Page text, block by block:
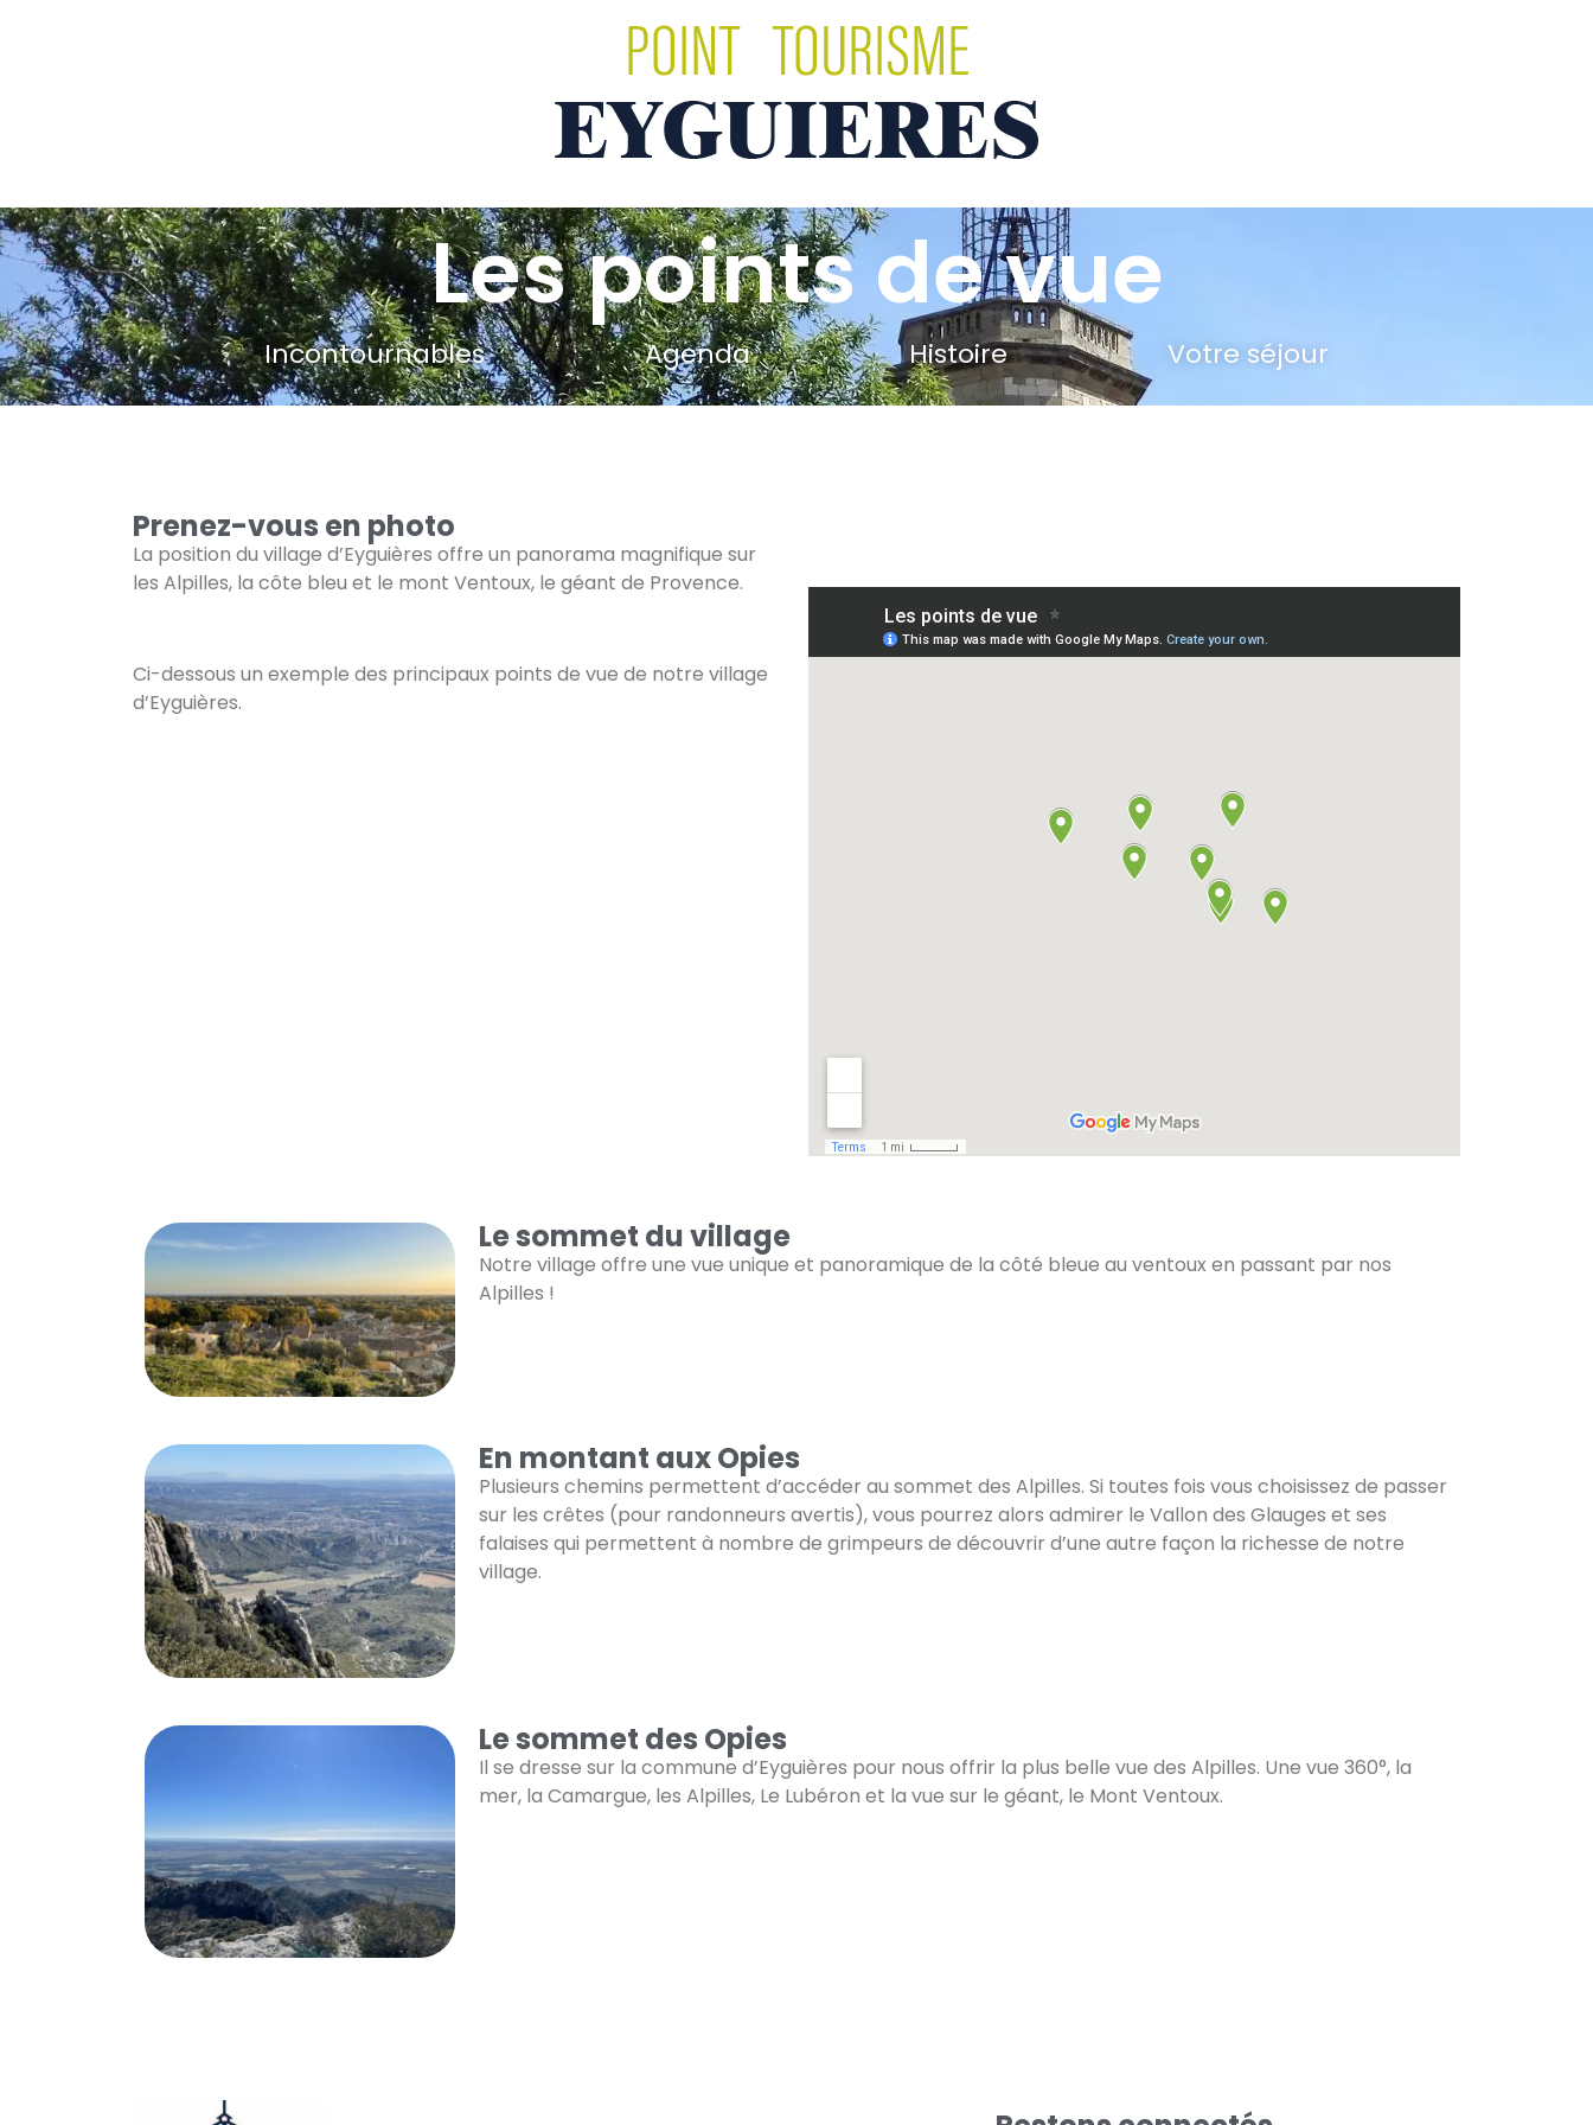
Les points de vue
Incontournables Agenda Histoire Votre séjour
Prenez-vous en photo
La position du village d’Eyguières offre un panorama magnifique sur
les Alpilles, la côte bleu et le mont Ventoux, le géant de Provence.
Ci-dessous un exemple des principaux points de vue de notre village
d’Eyguières.
Le sommet du village
Notre village offre une vue unique et panoramique de la côté bleue au ventoux en passant par nos
Alpilles !
En montant aux Opies
Plusieurs chemins permettent d’accéder au sommet des Alpilles. Si toutes fois vous choisissez de passer
sur les crêtes (pour randonneurs avertis), vous pourrez alors admirer le Vallon des Glauges et ses
falaises qui permettent à nombre de grimpeurs de découvrir d’une autre façon la richesse de notre
village.
Le sommet des Opies
Il se dresse sur la commune d’Eyguières pour nous offrir la plus belle vue des Alpilles. Une vue 360°, la
mer, la Camargue, les Alpilles, Le Lubéron et la vue sur le géant, le Mont Ventoux.